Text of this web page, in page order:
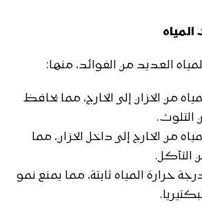
العديد من الفوائد، منها:
من الخزان إلى الخارج، مما يحافظ
التلوث.
من الخارج إلى داخل الخزان، مما
التآكل.
حرارة المياه ثابتة، مما يمنع نمو